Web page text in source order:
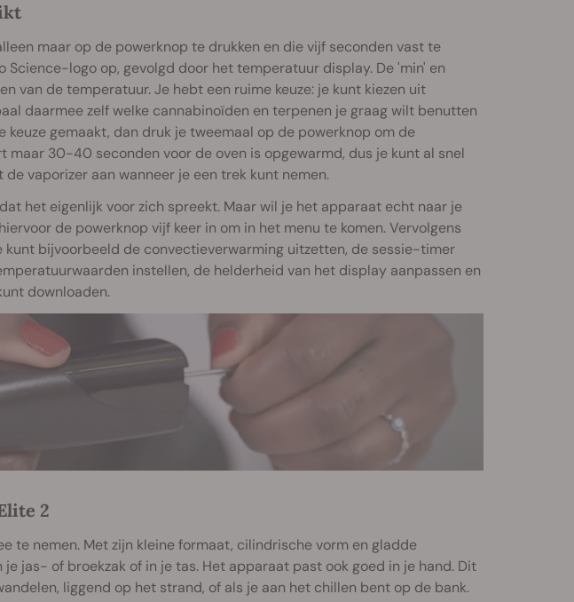
maar op de powerknop te drukken en die vijf seconden vast te
Science-logo op, gevolgd door het temperatuur display. De 'min' en
van de temperatuur. Je hebt een ruime keuze: je kunt kiezen uit
daarmee zelf welke cannabinoïden en terpenen je graag wilt benutten
keuze gemaakt, dan druk je tweemaal op de powerknop om de
maar 30-40 seconden voor de oven is opgewarmd, dus je kunt al snel
vaporizer aan wanneer je een trek kunt nemen.
het eigenlijk voor zich spreekt. Maar wil je het apparaat echt naar je
de powerknop vijf keer in om in het menu te komen. Vervolgens
kunt bijvoorbeeld de convectieverwarming uitzetten, de sessie-timer
instellen, de helderheid van het display aanpassen en
downloaden.
2
te nemen. Met zijn kleine formaat, cilindrische vorm en gladde
jas- of broekzak of in je tas. Het apparaat past ook goed in je hand. Dit
liggend op het strand, of als je aan het chillen bent op de bank.